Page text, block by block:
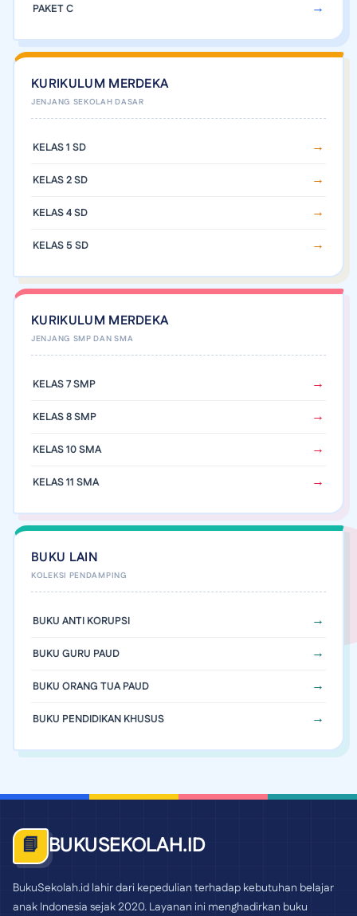
PAKET C
KURIKULUM MERDEKA
KELAS 1 SD
KELAS 2 SD
KELAS 4 SD
KELAS 5 SD
KURIKULUM MERDEKA
KELAS 7 SMP
KELAS 8 SMP
KELAS 10 SMA
KELAS 11 SMA
BUKU LAIN
BUKU ANTI KORUPSI
BUKU GURU PAUD
BUKU ORANG TUA PAUD
BUKU PENDIDIKAN KHUSUS
📘 BUKUSEKOLAH.ID
BukuSekolah.id lahir dari kepedulian terhadap kebutuhan belajar
anak Indonesia sejak 2020. Layanan ini menghadirkan buku